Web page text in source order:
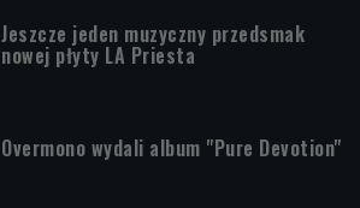
Jeszcze jeden muzyczny przedsmak
nowej płyty LA Priesta
Overmono wydali album "Pure Devotion"